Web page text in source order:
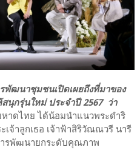
พัฒนาชุมชนเปิดเผยถึงที่มาของ
นุกรุ่นใหม่ ประจำปี 2567 ว่า
าดไทย ได้น้อมนำแนวพระดำริ
เจ้าลูกเธอ เจ้าฟ้าสิริวัณณวรี นารี
รพัฒนายกระดับคุณภาพ